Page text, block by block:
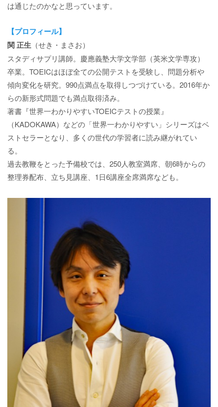
は通じたのかなと思っています。
【プロフィール】
関 正生 （せき・まさお）
スタディサプリ講師。慶應義塾大学文学部（英米文学専攻）
卒業。TOEICはほぼ全ての公開テストを受験し、問題分析や
傾向変化を研究。990点満点を取得しつづけている。2016年か
らの新形式問題でも満点取得済み。
著書『世界一わかりやすいTOEICテストの授業』
（KADOKAWA）などの「世界一わかりやすい」シリーズはベ
ストセラーとなり、多くの世代の学習者に読み継がれてい
る。
過去教鞭をとった予備校では、250人教室満席、朝6時からの
整理券配布、立ち見講座、1日6講座全席満席なども。